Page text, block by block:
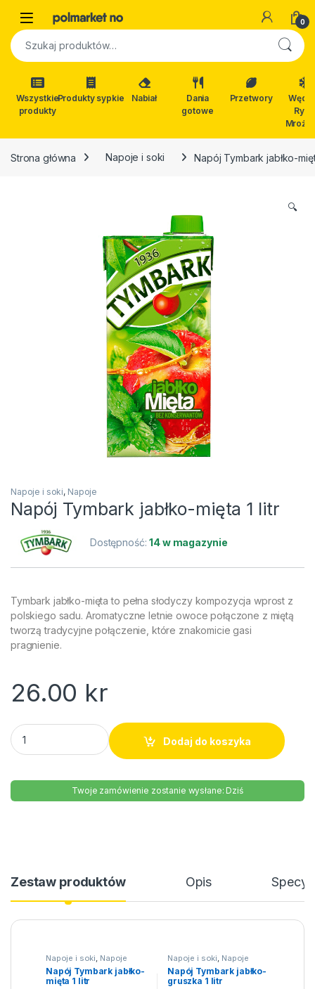
Open 0
Szukaj:
Wszystkie
produkty
Produkty sypkie Nabiał
Dania
gotowe
Przetwory
Ryby
Strona główna Napoje i soki Napój Tymbark jabłko-
🔍
Napoje i soki, Napoje
Napój Tymbark jabłko-mięta 1 litr
Dostępność:14 w magazynie
Tymbark jabłko-mięta to pełna słodyczy kompozycja wprost z
polskiego sadu. Aromatyczne letnie owoce połączone z miętą
tworzą tradycyjne połączenie, które znakomicie gasi
pragnienie.
26.00 kr
Napój Tymbark jabłko-mięta 1 litr quantity
Dodaj do koszyka
Twoje zamówienie zostanie wysłane: Dziś
Zestaw produktów Opis
Napoje i soki, Napoje
Napój Tymbark jabłko-
mięta 1 litr
Napoje i soki, Napoje
Napój Tymbark jabłko-
gruszka 1 litr